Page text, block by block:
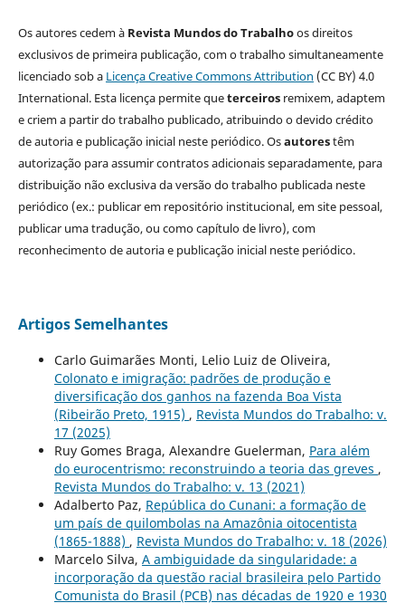
Os autores cedem à Revista Mundos do Trabalhoos direitos
exclusivos de primeira publicação, com o trabalho simultaneamente
licenciado sob a Licença Creative Commons Attribution (CC BY) 4.0
International. Esta licença permite queterceirosremixem, adaptem
e criem a partir do trabalho publicado, atribuindo o devido crédito
de autoria e publicação inicial neste periódico. Osautorestêm
autorização para assumir contratos adicionais separadamente, para
distribuição não exclusiva da versão do trabalho publicada neste
periódico (ex.: publicar em repositório institucional, em site pessoal,
publicar uma tradução, ou como capítulo de livro), com
reconhecimento de autoria e publicação inicial neste periódico.
Artigos Semelhantes
Carlo Guimarães Monti, Lelio Luiz de Oliveira,
Colonato e imigração: padrões de produção e
diversificação dos ganhos na fazenda Boa Vista
(Ribeirão Preto, 1915) , Revista Mundos do Trabalho: v.
17 (2025)
Ruy Gomes Braga, Alexandre Guelerman, Para além
do eurocentrismo: reconstruindo a teoria das greves ,
Revista Mundos do Trabalho: v. 13 (2021)
Adalberto Paz, República do Cunani: a formação de
um país de quilombolas na Amazônia oitocentista
(1865-1888) , Revista Mundos do Trabalho: v. 18 (2026)
Marcelo Silva, A ambiguidade da singularidade: a
incorporação da questão racial brasileira pelo Partido
Comunista do Brasil (PCB) nas décadas de 1920 e 1930